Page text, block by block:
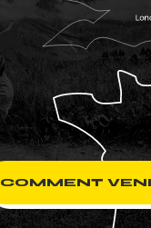
COMMENT